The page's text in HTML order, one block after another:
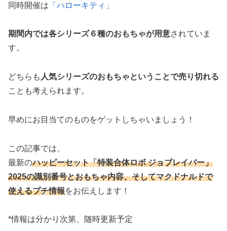
同時開催は 「ハローキティ」
期間内では各シリーズ６種のおもちゃが用意されていま
す。
どちらも 人気シリーズのおもちゃということで売り切れる
ことも考えられます。
早めにお目当てのものをゲットしちゃいましょう！
この記事では、
最新のハッピーセット「特装合体ロボ ジョブレイバー」
2025の識別番号とおもちゃ内容、そしてマクドナルドで
使えるプチ情報をお伝えします！
*情報は分かり次第、随時更新予定